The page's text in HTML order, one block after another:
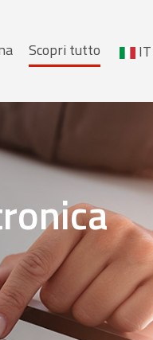
Scopri tutto IT